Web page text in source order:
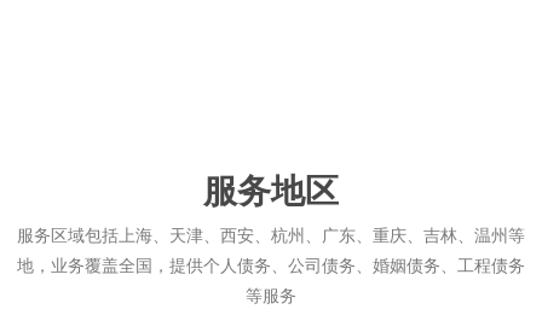
服务地区
服务区域包括上海、天津、西安、杭州、广东、重庆、吉林、温州等
地，业务覆盖全国，提供个人债务、公司债务、婚姻债务、工程债务
等服务